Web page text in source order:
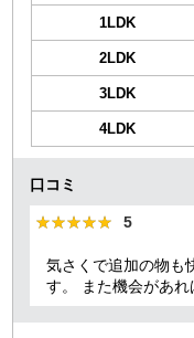
1LDK
2LDK
3LDK
4LDK
口コミ
★★★★★
★★★★★ 5
気さくで追加の物も
す。 また機会があれ